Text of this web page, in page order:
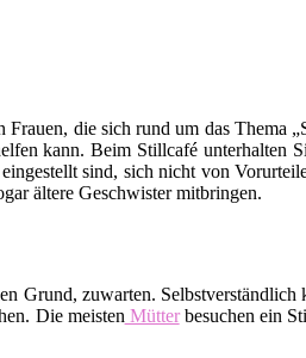
die sich rund um das Thema
kann. Beim Stillcafé unterhalten
sind, sich nicht von
ältere Geschwister mitbringen.
zuwarten.
Die meisten Mütterbesuchen ein